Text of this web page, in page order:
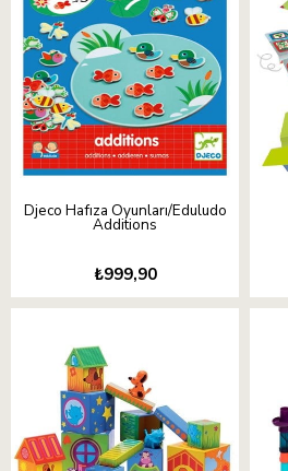
Djeco Hafıza Oyunları/Eduludo
Additions
₺999,90